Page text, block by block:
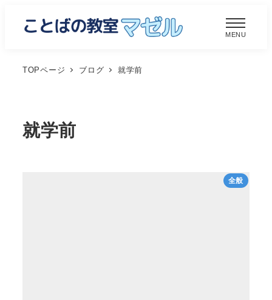
MENU
TOPページ ブログ 就学前
就学前
全般